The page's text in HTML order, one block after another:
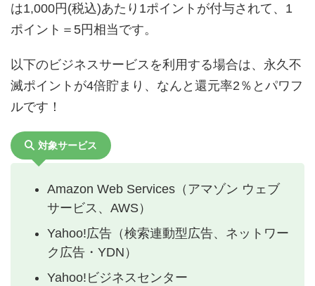
は1,000円(税込)あたり1ポイントが付与されて、1
ポイント＝5円相当です。
以下のビジネスサービスを利用する場合は、永久不
滅ポイントが4倍貯まり、なんと還元率2％とパワフ
ルです！
対象サービス
Amazon Web Services（アマゾン ウェブ
サービス、AWS）
Yahoo!広告（検索連動型広告、ネットワー
ク広告・YDN）
Yahoo!ビジネスセンター